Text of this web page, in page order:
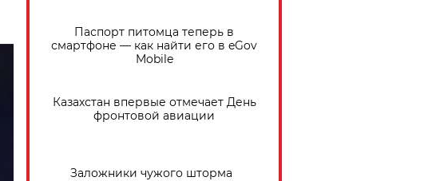
Паспорт питомца теперь в
смартфоне — как найти его в eGov
Mobile
Казахстан впервые отмечает День
фронтовой авиации
Заложники чужого шторма